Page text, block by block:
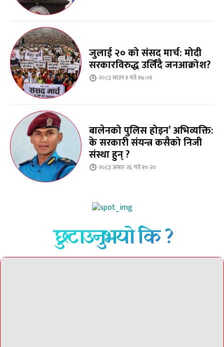
जुलाई २० को संसद मार्च: मोदी
सरकारविरुद्ध उर्लिंदै जनआक्रोश?
२०८३ साउन १ गते १७:०१
बालेनको पुलिस होइन’ अभिव्यक्ति:
के सरकारी संयन्त्र कसैको निजी
संस्था हुन् ?
२०८३ असार २६ गते १०:२०
छुटाउनुभयो कि ?